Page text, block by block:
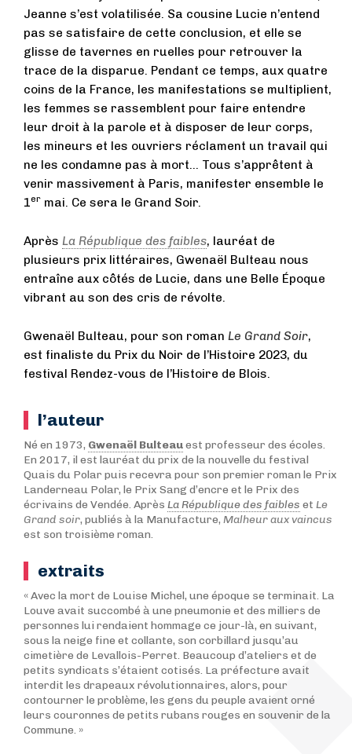
Jeanne s’est volatilisée. Sa cousine Lucie n’entend
pas se satisfaire de cette conclusion, et elle se
glisse de tavernes en ruelles pour retrouver la
trace de la disparue. Pendant ce temps, aux quatre
coins de la France, les manifestations se multiplient,
les femmes se rassemblent pour faire entendre
leur droit à la parole et à disposer de leur corps,
les mineurs et les ouvriers réclament un travail qui
ne les condamne pas à mort… Tous s’apprêtent à
venir massivement à Paris, manifester ensemble le
1er mai. Ce sera le Grand Soir.
Après La République des faibles, lauréat de
plusieurs prix littéraires, Gwenaël Bulteau nous
entraîne aux côtés de Lucie, dans une Belle Époque
vibrant au son des cris de révolte.
Gwenaël Bulteau, pour son roman Le Grand Soir,
est finaliste du Prix du Noir de l’Histoire 2023, du
festival Rendez-vous de l’Histoire de Blois.
l’auteur
Né en 1973, Gwenaël Bulteauest professeur des écoles.
En 2017, il est lauréat du prix de la nouvelle du festival
Quais du Polar puis recevra pour son premier roman le Prix
Landerneau Polar, le Prix Sang d’encre et le Prix des
écrivains de Vendée. Après La République des faibles et Le
Grand soir, publiés à la Manufacture, Malheur aux vaincus
est son troisième roman.
extraits
« Avec la mort de Louise Michel, une époque se terminait. La
Louve avait succombé à une pneumonie et des milliers de
personnes lui rendaient hommage ce jour-là, en suivant,
sous la neige fine et collante, son corbillard jusqu’au
cimetière de Levallois-Perret. Beaucoup d’ateliers et de
petits syndicats s’étaient cotisés. La préfecture avait
interdit les drapeaux révolutionnaires, alors, pour
contourner le problème, les gens du peuple avaient orné
leurs couronnes de petits rubans rouges en souvenir de la
Commune. »